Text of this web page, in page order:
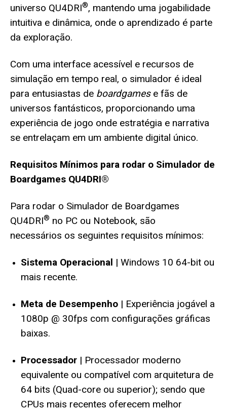
universo QU4DRI®, mantendo uma jogabilidade
intuitiva e dinâmica, onde o aprendizado é parte
da exploração.
Com uma interface acessível e recursos de
simulação em tempo real, o simulador é ideal
para entusiastas de boardgamese fãs de
universos fantásticos, proporcionando uma
experiência de jogo onde estratégia e narrativa
se entrelaçam em um ambiente digital único.
Requisitos Mínimos para rodar o Simulador de
Boardgames QU4DRI®
Para rodar o Simulador de Boardgames
QU4DRI® no PC ou Notebook, são
necessários os seguintes requisitos mínimos:
Sistema Operacional | Windows 10 64-bit ou
mais recente.
Meta de Desempenho | Experiência jogável a
1080p @ 30fps com configurações gráficas
baixas.
Processador | Processador moderno
equivalente ou compatível com arquitetura de
64 bits (Quad-core ou superior); sendo que
CPUs mais recentes oferecem melhor